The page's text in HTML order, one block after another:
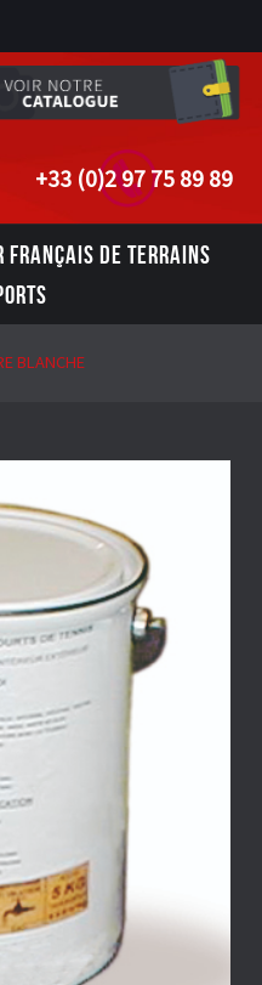
+33 (0)2 97 75 89 89
FRANÇAIS DE TERRAINS
BLANCHE